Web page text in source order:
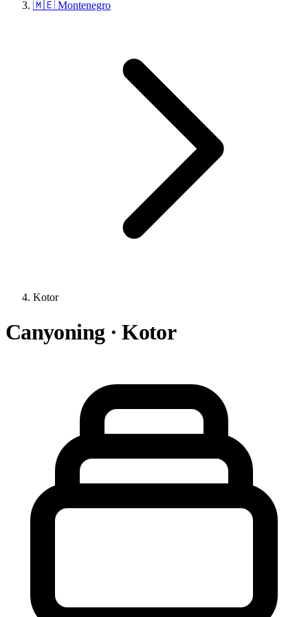
🇲🇪 Montenegro
Kotor
Canyoning · Kotor